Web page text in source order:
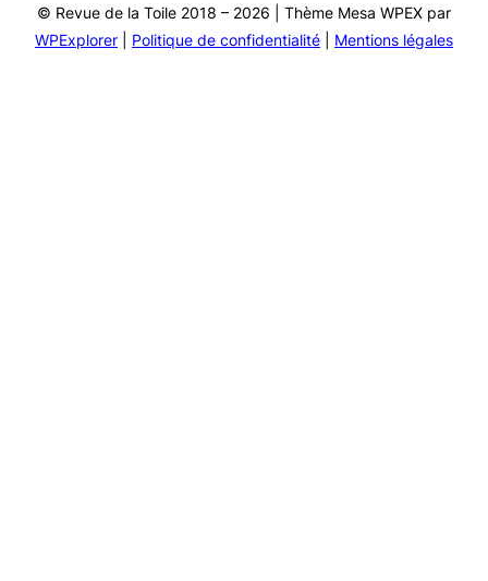
© Revue de la Toile 2018 – 2026 | Thème Mesa WPEX par
WPExplorer
Politique de confidentialité Mentions légales